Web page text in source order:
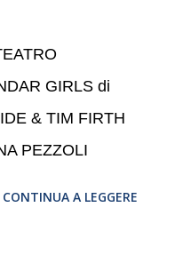
GIRLS di
& TIM FIRTH
PEZZOLI
CONTINUA A LEGGERE